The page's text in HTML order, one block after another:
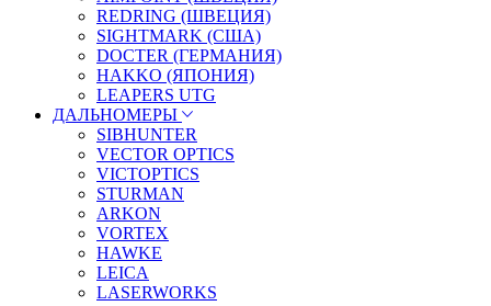
REDRING (ШВЕЦИЯ)
SIGHTMARK (США)
DOCTER (ГЕРМАНИЯ)
HAKKO (ЯПОНИЯ)
LEAPERS UTG
ДАЛЬНОМЕРЫ
SIBHUNTER
VECTOR OPTICS
VICTOPTICS
STURMAN
ARKON
VORTEX
HAWKE
LEICA
LASERWORKS